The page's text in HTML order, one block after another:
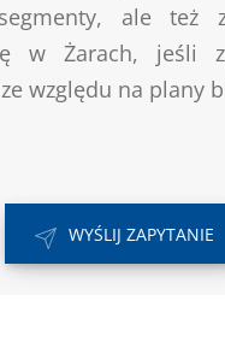
ale też
w Żarach, jeśli
względu na plany
WYŚLIJ ZAPYTANIE